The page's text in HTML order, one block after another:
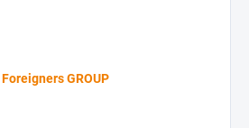
Foreigners GROUP